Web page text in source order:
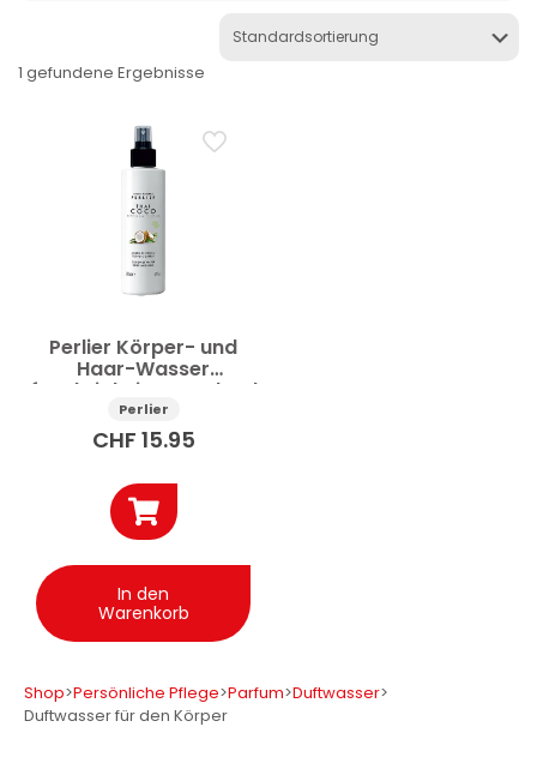
Persönliche Pflege
Duftwasser
Duftwasser für den Körper
Alle Filter zurücksetzen
1 gefundene Ergebnisse
Perlier Körper- und
Haar-Wasser
feuchtigkeitsspendend
Thai-Kokos 200 ml
Perlier
CHF 15.95
In den
Warenkorb
Shop>Persönliche Pflege>Parfum>Duftwasser>
Duftwasser für den Körper